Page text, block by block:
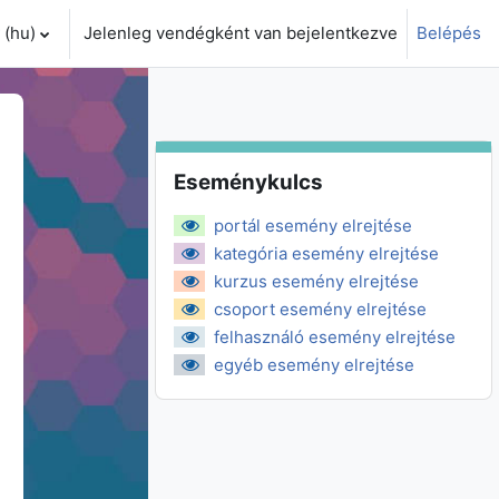
adatok váltása
‎(hu)‎ Jelenleg vendégként van bejelentkezve Belépés
Eseménykulcs kihagyása
Eseménykulcs
portál esemény elrejtése
kategória esemény elrejtése
kurzus esemény elrejtése
csoport esemény elrejtése
felhasználó esemény elrejtése
egyéb esemény elrejtése
január, 5., vasárnap